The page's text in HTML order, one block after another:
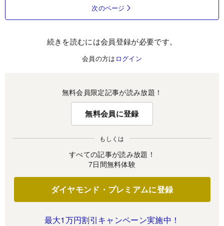
次のページ
続きを読むには会員登録が必要です。
会員の方は ログイン
無料会員限定記事が読み放題！
無料会員に登録
もしくは
すべての記事が読み放題！
7日間無料体験
ダイヤモンド・プレミアムに登録
最大1万円割引キャンペーン実施中！